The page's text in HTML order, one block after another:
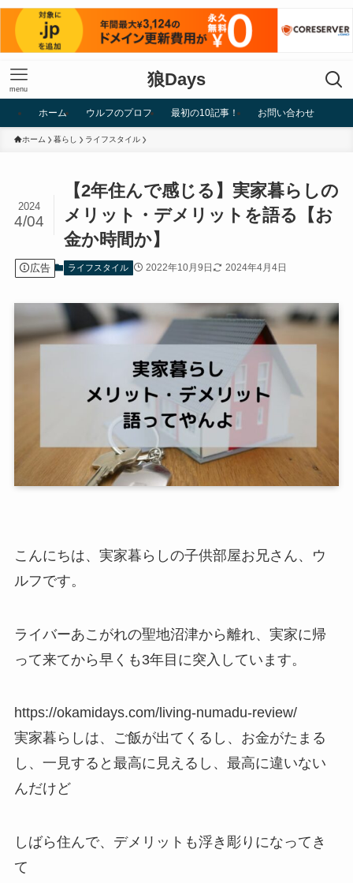
狼Days
menu
ホーム ウルフのプロフ 最初の10記事！ お問い合わせ
ホーム 暮らし ライフスタイル
【2年住んで感じる】実家暮らしの
メリット・デメリットを語る【お
金か時間か】
2024
4/04
広告 ライフスタイル 2022年10月9日 2024年4月4日
こんにちは、実家暮らしの子供部屋お兄さん、ウ
ルフです。
ライバーあこがれの聖地沼津から離れ、実家に帰
って来てから早くも3年目に突入しています。
https://okamidays.com/living-numadu-review/
実家暮らしは、ご飯が出てくるし、お金がたまる
し、一見すると最高に見えるし、最高に違いない
んだけど
しばら住んで、デメリットも浮き彫りになってき
て